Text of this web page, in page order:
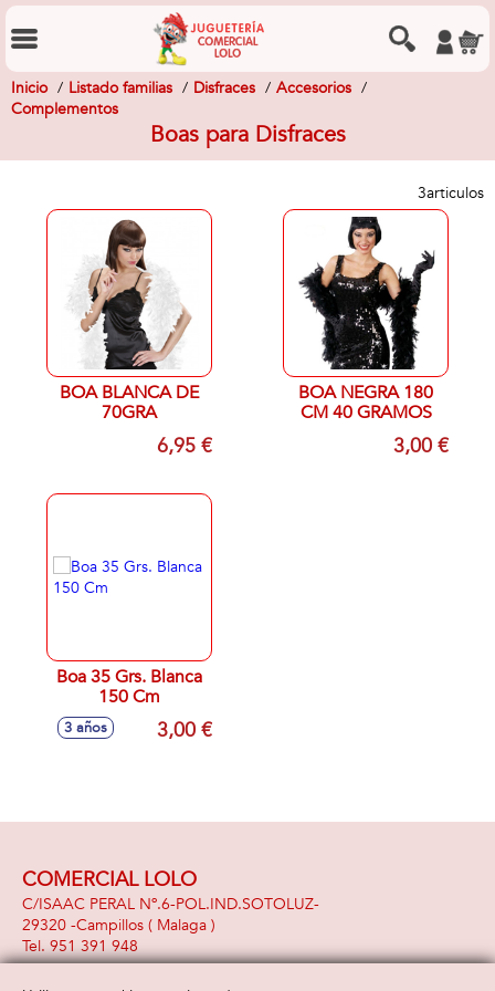
Inicio Listado familias Disfraces
Accesorios
Complementos
Boas para Disfraces
3articulos
BOA BLANCA DE
70GRA
6,95 €
BOA NEGRA 180
CM 40 GRAMOS
3,00 €
Boa 35 Grs. Blanca
150 Cm
3 años 3,00 €
COMERCIAL LOLO
C/ISAAC PERAL Nº.6-POL.IND.SOTOLUZ-
29320 -Campillos ( Malaga )
951 391 948